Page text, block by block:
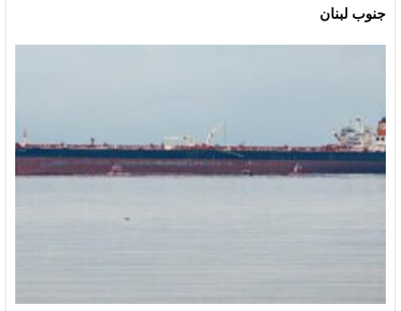
جنوب لبنان